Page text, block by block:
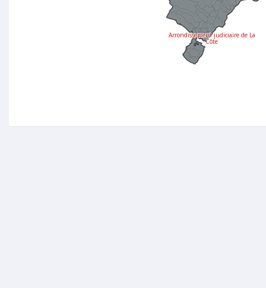
Arrondissement judiciaire de La
Côte